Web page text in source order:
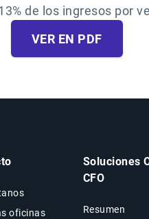
de los ingresos por
VER EN PDF
oficinas
Soluciones
CFO
Resumen